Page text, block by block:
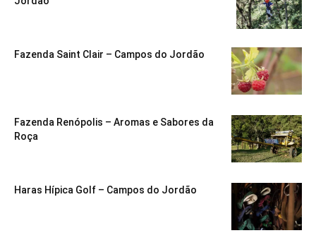
Fazenda Saint Clair – Campos do Jordão
Fazenda Renópolis – Aromas e Sabores da
Roça
Haras Hípica Golf – Campos do Jordão